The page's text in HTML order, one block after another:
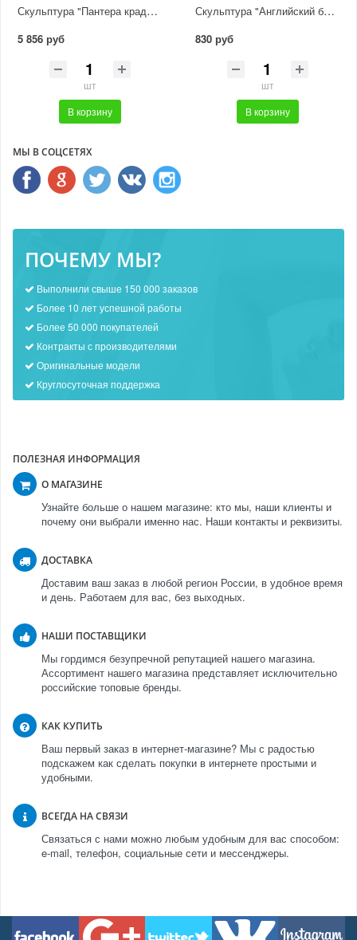
Скульптура "Пантера крадется"
5 856 руб
шт
В корзину
Скульптура "Английский бульдог"
830 руб
шт
В корзину
МЫ В СОЦСЕТЯХ
ПОЧЕМУ МЫ?
Выполнили свыше 150 000 заказов
Более 10 лет успешной работы
Более 50 000 покупателей
Контракты с производителями
Оригинальные модели
Круглосуточная поддержка
ПОЛЕЗНАЯ ИНФОРМАЦИЯ
О МАГАЗИНЕ
Узнайте больше о нашем магазине: кто мы, наши клиенты и
почему они выбрали именно нас. Наши контакты и реквизиты.
ДОСТАВКА
Доставим ваш заказ в любой регион России, в удобное время
и день. Работаем для вас, без выходных.
НАШИ ПОСТАВЩИКИ
Мы гордимся безупречной репутацией нашего магазина.
Ассортимент нашего магазина представляет исключительно
российские топовые бренды.
КАК КУПИТЬ
Ваш первый заказ в интернет-магазине? Мы с радостью
подскажем как сделать покупки в интернете простыми и
удобными.
ВСЕГДА НА СВЯЗИ
Связаться с нами можно любым удобным для вас способом:
e-mail, телефон, социальные сети и мессенджеры.